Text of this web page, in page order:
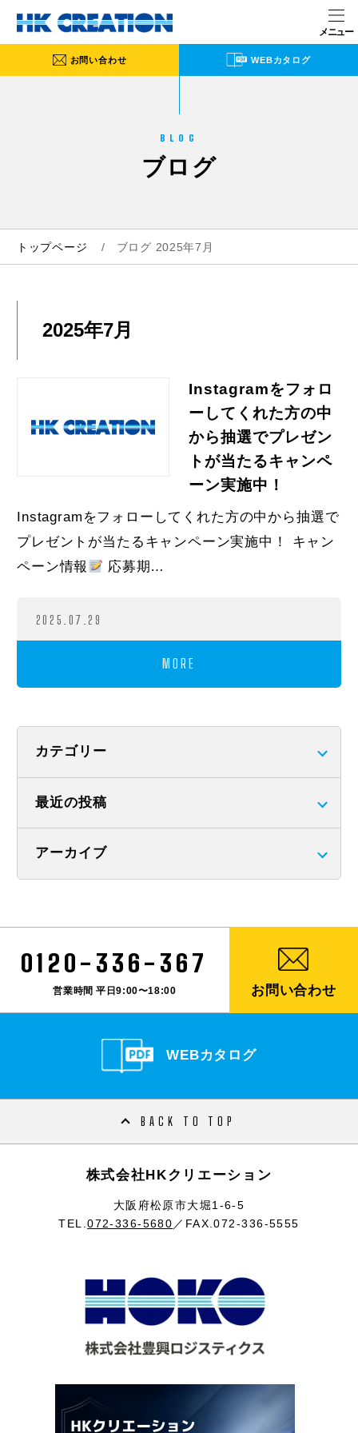
お問い合わせ WEBカタログ
BLOG
ブログ
トップページ ブログ 2025年7月
2025年7月
Instagramをフォロ
ーしてくれた方の中
から抽選でプレゼン
トが当たるキャンペ
ーン実施中！
Instagramをフォローしてくれた方の中から抽選で
プレゼントが当たるキャンペーン実施中！ キャン
ペーン情報
応募期…
2025.07.29
MORE
カテゴリー
最近の投稿
アーカイブ
0120-336-367
営業時間 平日9:00〜18:00 お問い合わせ
WEBカタログ
BACK TO TOP
株式会社HKクリエーション
大阪府松原市大堀1-6-5
TEL.072-336-5680 ／FAX.072-336-5555